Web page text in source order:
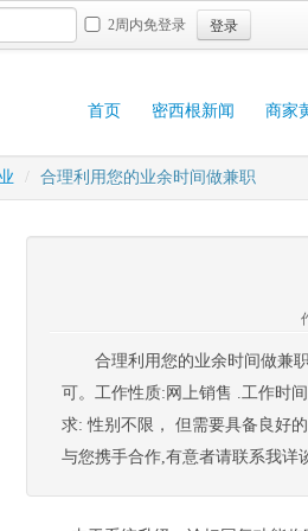
2周内免登录 登录
首页 密西根新闻 商家
/ 合理利用您的业余时间做兼职
合理利用您的业余时间做兼
可。工作性质:网上销售 .工作时
求: 性别不限， 但需要具备良好
与您携手合作,有意者请联系我详